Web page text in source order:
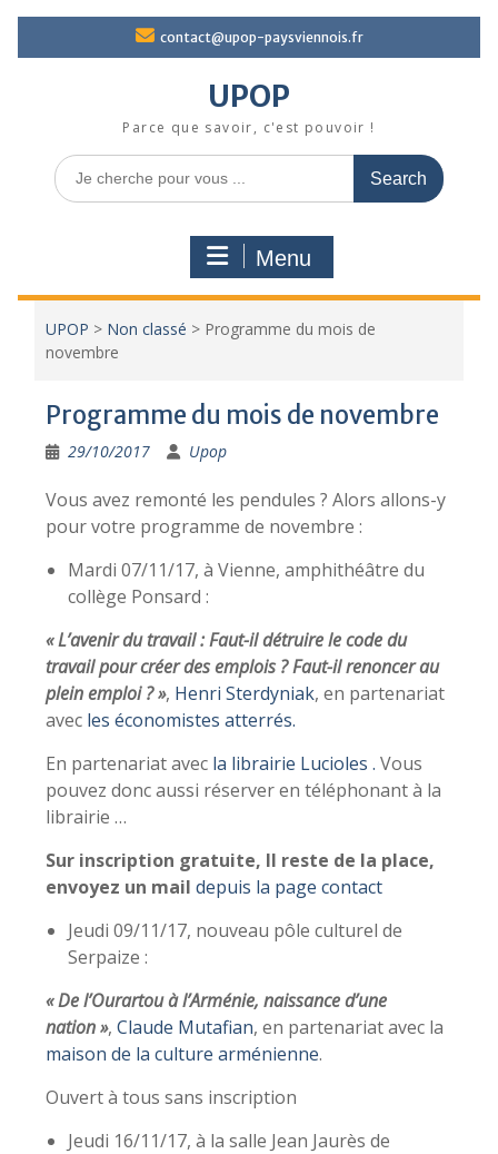
contact@upop-paysviennois.fr
UPOP
Parce que savoir, c'est pouvoir !
Search
for:
Menu
UPOP > Non classé > Programme du mois de
novembre
Programme du mois de novembre
29/10/2017 Upop
Vous avez remonté les pendules ? Alors allons-y
pour votre programme de novembre :
Mardi 07/11/17, à Vienne, amphithéâtre du
collège Ponsard :
« L’avenir du travail : Faut-il détruire le code du
travail pour créer des emplois ? Faut-il renoncer au
plein emploi ? », Henri Sterdyniak, en partenariat
avec les économistes atterrés.
En partenariat avec la librairie Lucioles . Vous
pouvez donc aussi réserver en téléphonant à la
librairie …
Sur inscription gratuite, Il reste de la place,
envoyez un mail depuis la page contact
Jeudi 09/11/17, nouveau pôle culturel de
Serpaize :
« De l’Ourartou à l’Arménie, naissance d’une
nation », Claude Mutafian, en partenariat avec la
maison de la culture arménienne.
Ouvert à tous sans inscription
Jeudi 16/11/17, à la salle Jean Jaurès de